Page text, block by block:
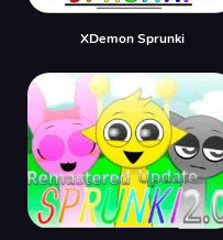
XDemon Sprunki